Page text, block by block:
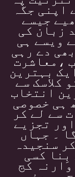
اپنی جگہ
جیسے
زبان کی
ویسے ہی
دے رہی
،معاشرت
بہترین
کلاسک سے
انتخاب
ہی خصوصی
سے لے کر
تجزیے
۔ جہاں
سنجیدہ
بِنا کسی
کج